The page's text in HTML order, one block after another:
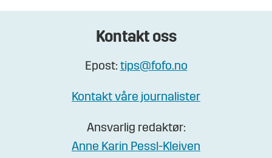
Kontakt oss
Epost: tips@fofo.no
Kontakt våre journalister
Ansvarlig redaktør:
Anne Karin Pessl-Kleiven